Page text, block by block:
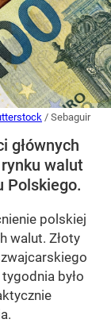
/ Sebaguir
głównych
walut
Polskiego.
polskiej
walut. Złoty
było